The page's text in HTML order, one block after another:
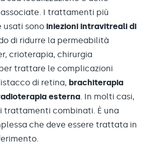
I trattamenti più
usati sono iniezioni intravitreali di
di ridurre la permeabilità
crioterapia, chirurgia
trattare le complicazioni
di retina, brachiterapia
esterna. In molti casi,
trattamenti combinati. È una
che deve essere trattata in